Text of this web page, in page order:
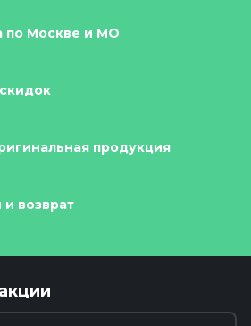
по Москве и МО
продукция
и возврат